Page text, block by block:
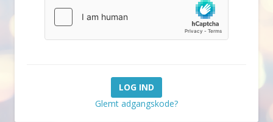
Glemt adgangskode?